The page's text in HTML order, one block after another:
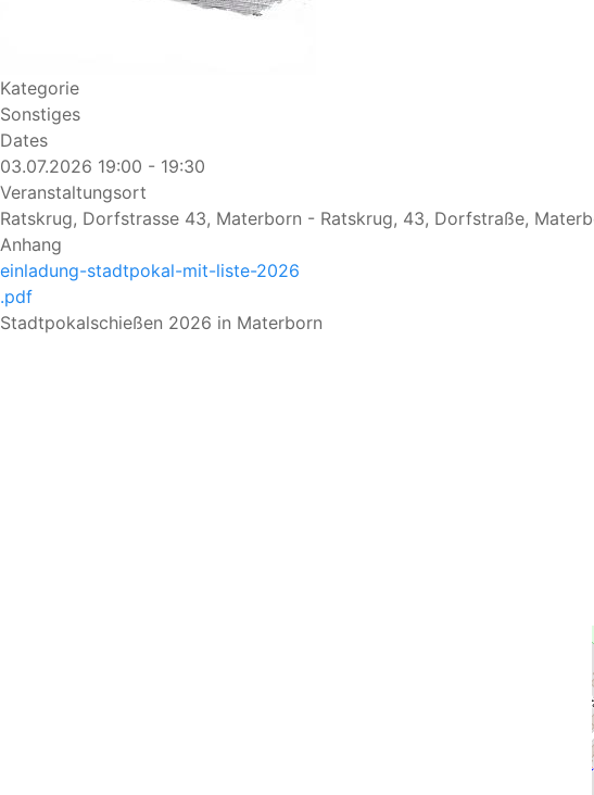
Kategorie
Sonstiges
Dates
03.07.2026 19:00 - 19:30
Veranstaltungsort
Ratskrug, Dorfstrasse 43, Materborn - Ratskrug, 43, Dorfstraße,
Anhang
einladung-stadtpokal-mit-liste-2026
.pdf
Stadtpokalschießen 2026 in Materborn